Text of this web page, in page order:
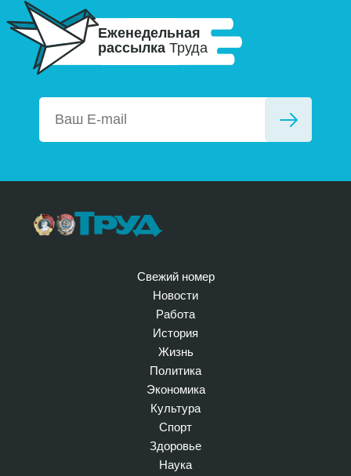
Еженедельная
рассылка Труда
Свежий номер
Новости
Работа
История
Жизнь
Политика
Экономика
Культура
Спорт
Здоровье
Наука